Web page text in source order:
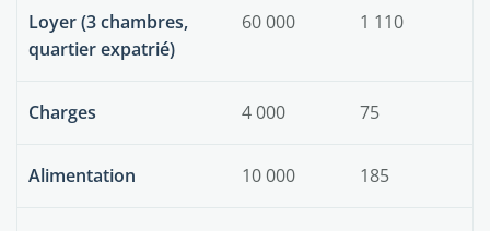
Loyer (3 chambres,
quartier expatrié)
60 000 1 110
Charges 4 000 75
Alimentation 10 000 185